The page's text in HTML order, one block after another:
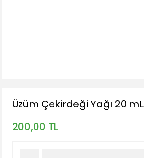
Üzüm Çekirdeği Yağı 20 mL
200,00 TL